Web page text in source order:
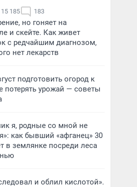
15 185 183
но гоняет на
и скейте. Как живет
с редчайшим диагнозом,
нет лекарств
подготовить огород к
потерять урожай — советы
я, родные со мной не
как бывший «афганец» 30
в землянке посреди леса
и облил кислотой».